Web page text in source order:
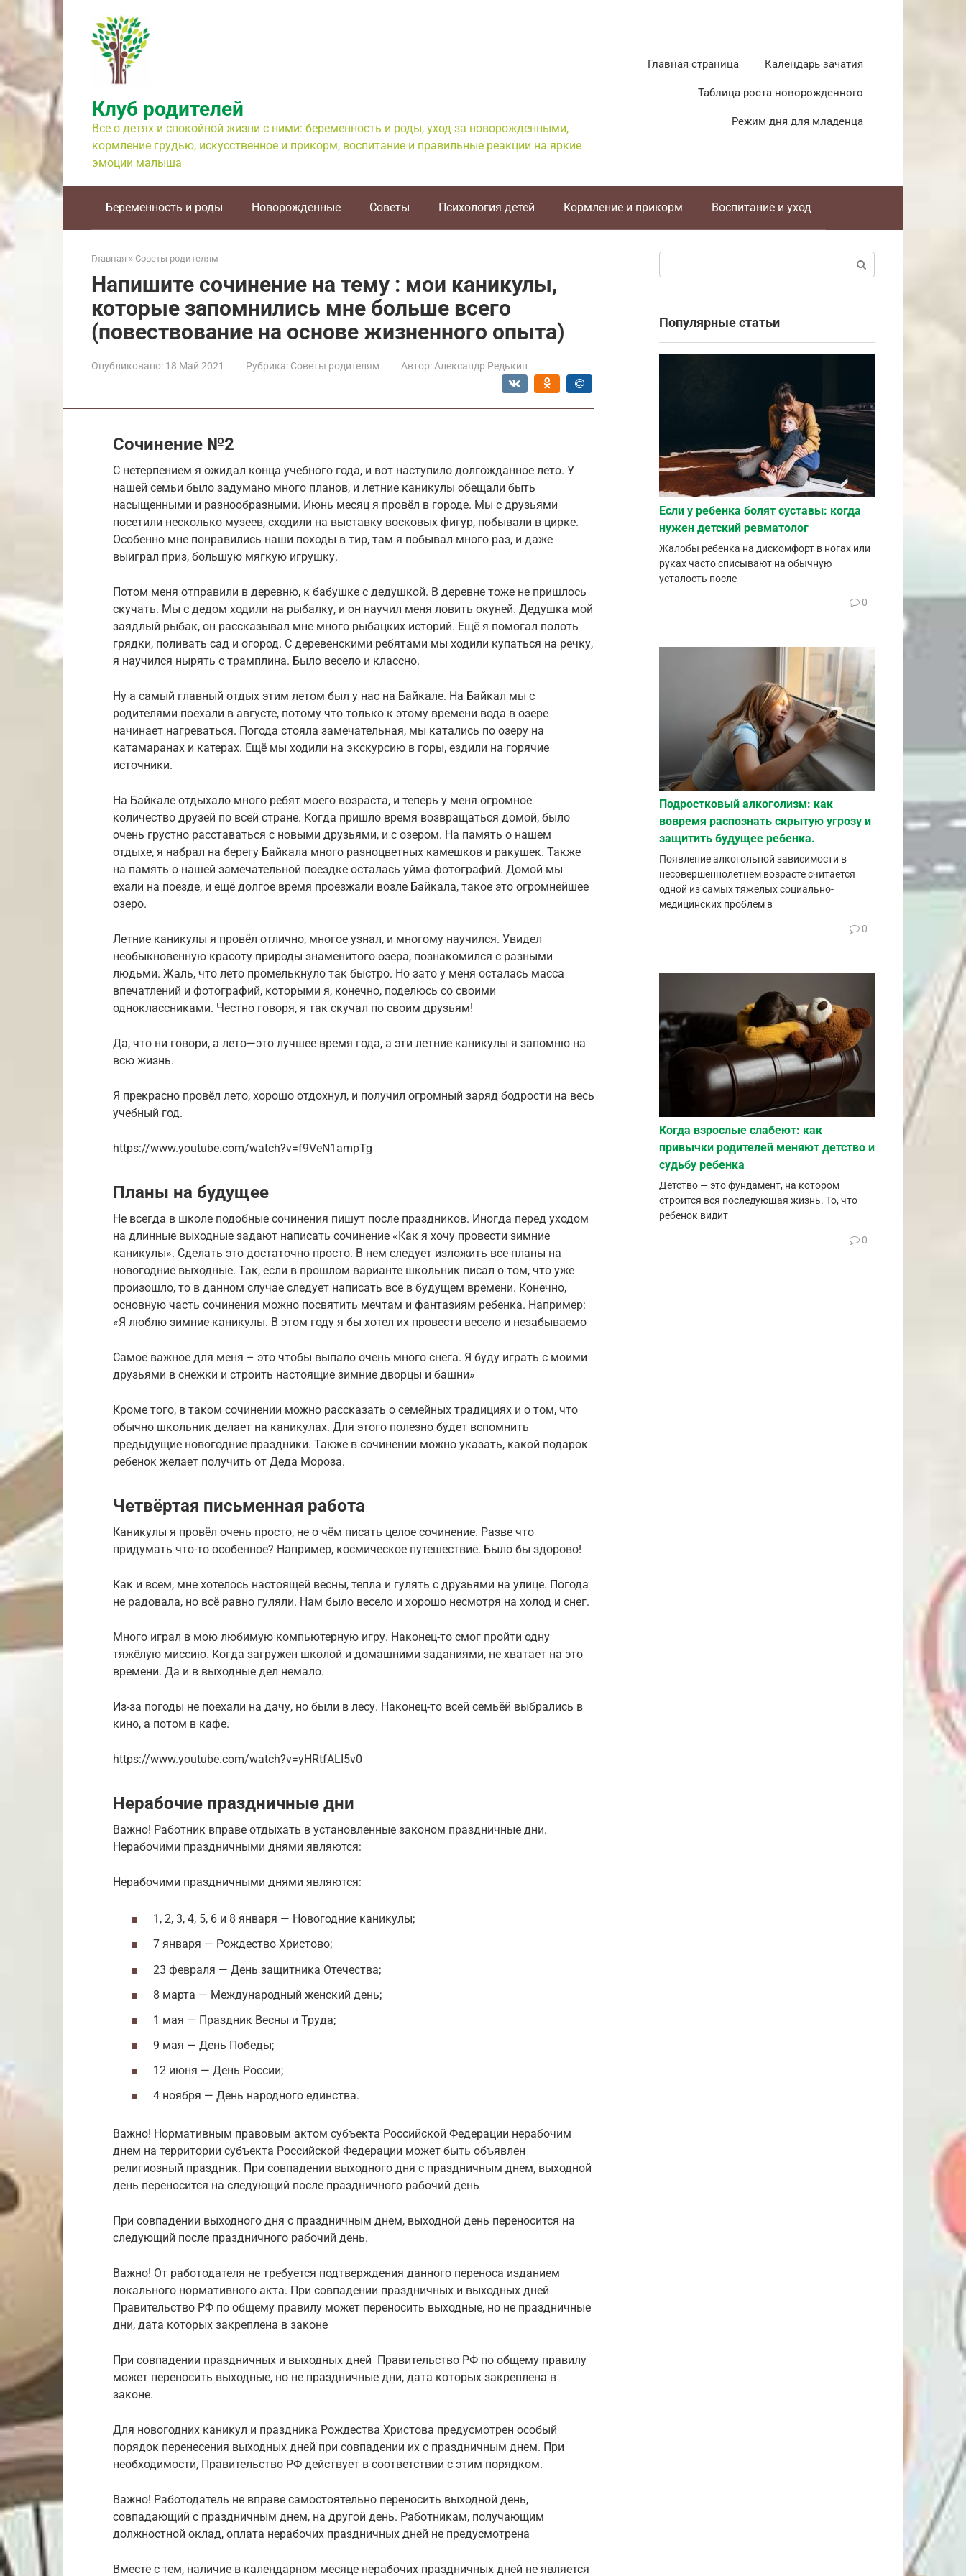
контенту
Клуб родителей
Все о детях и спокойной жизни с ними: беременность и роды, уход за новорожденными,
кормление грудью, искусственное и прикорм, воспитание и правильные реакции на яркие
эмоции малыша
Главная страница Календарь зачатия
Таблица роста новорожденного
Режим дня для младенца
Беременность и роды Новорожденные Советы Психология детей Кормление и прикорм Воспитание и уход
Главная » Советы родителям
Напишите сочинение на тему : мои каникулы,
которые запомнились мне больше всего
(повествование на основе жизненного опыта)
Опубликовано: 18 Май 2021 Рубрика: Советы родителям Автор: Александр Редькин
Сочинение №2
С нетерпением я ожидал конца учебного года, и вот наступило долгожданное лето. У
нашей семьи было задумано много планов, и летние каникулы обещали быть
насыщенными и разнообразными. Июнь месяц я провёл в городе. Мы с друзьями
посетили несколько музеев, сходили на выставку восковых фигур, побывали в цирке.
Особенно мне понравились наши походы в тир, там я побывал много раз, и даже
выиграл приз, большую мягкую игрушку.
Потом меня отправили в деревню, к бабушке с дедушкой. В деревне тоже не пришлось
скучать. Мы с дедом ходили на рыбалку, и он научил меня ловить окуней. Дедушка мой
заядлый рыбак, он рассказывал мне много рыбацких историй. Ещё я помогал полоть
грядки, поливать сад и огород. С деревенскими ребятами мы ходили купаться на речку,
я научился нырять с трамплина. Было весело и классно.
Ну а самый главный отдых этим летом был у нас на Байкале. На Байкал мы с
родителями поехали в августе, потому что только к этому времени вода в озере
начинает нагреваться. Погода стояла замечательная, мы катались по озеру на
катамаранах и катерах. Ещё мы ходили на экскурсию в горы, ездили на горячие
источники.
На Байкале отдыхало много ребят моего возраста, и теперь у меня огромное
количество друзей по всей стране. Когда пришло время возвращаться домой, было
очень грустно расставаться с новыми друзьями, и с озером. На память о нашем
отдыхе, я набрал на берегу Байкала много разноцветных камешков и ракушек. Также
на память о нашей замечательной поездке осталась уйма фотографий. Домой мы
ехали на поезде, и ещё долгое время проезжали возле Байкала, такое это огромнейшее
озеро.
Летние каникулы я провёл отлично, многое узнал, и многому научился. Увидел
необыкновенную красоту природы знаменитого озера, познакомился с разными
людьми. Жаль, что лето промелькнуло так быстро. Но зато у меня осталась масса
впечатлений и фотографий, которыми я, конечно, поделюсь со своими
одноклассниками. Честно говоря, я так скучал по своим друзьям!
Да, что ни говори, а лето—это лучшее время года, а эти летние каникулы я запомню на
всю жизнь.
Я прекрасно провёл лето, хорошо отдохнул, и получил огромный заряд бодрости на весь
учебный год.
https://www.youtube.com/watch?v=f9VeN1ampTg
Планы на будущее
Не всегда в школе подобные сочинения пишут после праздников. Иногда перед уходом
на длинные выходные задают написать сочинение «Как я хочу провести зимние
каникулы». Сделать это достаточно просто. В нем следует изложить все планы на
новогодние выходные. Так, если в прошлом варианте школьник писал о том, что уже
произошло, то в данном случае следует написать все в будущем времени. Конечно,
основную часть сочинения можно посвятить мечтам и фантазиям ребенка. Например:
«Я люблю зимние каникулы. В этом году я бы хотел их провести весело и незабываемо
Самое важное для меня – это чтобы выпало очень много снега. Я буду играть с моими
друзьями в снежки и строить настоящие зимние дворцы и башни»
Кроме того, в таком сочинении можно рассказать о семейных традициях и о том, что
обычно школьник делает на каникулах. Для этого полезно будет вспомнить
предыдущие новогодние праздники. Также в сочинении можно указать, какой подарок
ребенок желает получить от Деда Мороза.
Четвёртая письменная работа
Каникулы я провёл очень просто, не о чём писать целое сочинение. Разве что
придумать что-то особенное? Например, космическое путешествие. Было бы здорово!
Как и всем, мне хотелось настоящей весны, тепла и гулять с друзьями на улице. Погода
не радовала, но всё равно гуляли. Нам было весело и хорошо несмотря на холод и снег.
Много играл в мою любимую компьютерную игру. Наконец-то смог пройти одну
тяжёлую миссию. Когда загружен школой и домашними заданиями, не хватает на это
времени. Да и в выходные дел немало.
Из-за погоды не поехали на дачу, но были в лесу. Наконец-то всей семьёй выбрались в
кино, а потом в кафе.
https://www.youtube.com/watch?v=yHRtfALI5v0
Нерабочие праздничные дни
Важно! Работник вправе отдыхать в установленные законом праздничные дни.
Нерабочими праздничными днями являются:
Нерабочими праздничными днями являются:
1, 2, 3, 4, 5, 6 и 8 января — Новогодние каникулы;
7 января — Рождество Христово;
23 февраля — День защитника Отечества;
8 марта — Международный женский день;
1 мая — Праздник Весны и Труда;
9 мая — День Победы;
12 июня — День России;
4 ноября — День народного единства.
Важно! Нормативным правовым актом субъекта Российской Федерации нерабочим
днем на территории субъекта Российской Федерации может быть объявлен
религиозный праздник. При совпадении выходного дня с праздничным днем, выходной
день переносится на следующий после праздничного рабочий день
При совпадении выходного дня с праздничным днем, выходной день переносится на
следующий после праздничного рабочий день.
Важно! От работодателя не требуется подтверждения данного переноса изданием
локального нормативного акта. При совпадении праздничных и выходных дней
Правительство РФ по общему правилу может переносить выходные, но не праздничные
дни, дата которых закреплена в законе
При совпадении праздничных и выходных дней Правительство РФ по общему правилу
может переносить выходные, но не праздничные дни, дата которых закреплена в
законе.
Для новогодних каникул и праздника Рождества Христова предусмотрен особый
порядок перенесения выходных дней при совпадении их с праздничным днем. При
необходимости, Правительство РФ действует в соответствии с этим порядком.
Важно! Работодатель не вправе самостоятельно переносить выходной день,
совпадающий с праздничным днем, на другой день. Работникам, получающим
должностной оклад, оплата нерабочих праздничных дней не предусмотрена
Вместе с тем, наличие в календарном месяце нерабочих праздничных дней не является
Популярные статьи
Если у ребенка болят суставы: когда
нужен детский ревматолог
Жалобы ребенка на дискомфорт в ногах или
руках часто списывают на обычную
усталость после
0
Подростковый алкоголизм: как
вовремя распознать скрытую угрозу и
защитить будущее ребенка.
Появление алкогольной зависимости в
несовершеннолетнем возрасте считается
одной из самых тяжелых социально-
медицинских проблем в
0
Когда взрослые слабеют: как
привычки родителей меняют детство и
судьбу ребенка
Детство — это фундамент, на котором
строится вся последующая жизнь. То, что
ребенок видит
0